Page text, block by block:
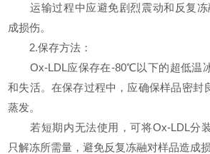
运输过程中应避免剧烈震动和反复冻
成损伤。
2.保存方法：
Ox-LDL应保存在-80℃以下的超低温
和失活。在保存过程中，应确保样品密封
蒸发。
若短期内无法使用，可将Ox-LDL分
只解冻所需量，避免反复冻融对样品造成损